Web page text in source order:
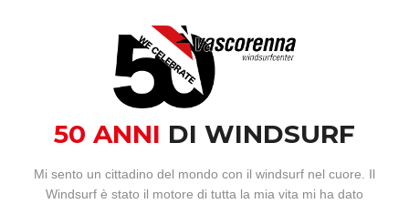
BOOKING
50 ANNI DI WINDSURF
Mi sento un cittadino del mondo con il windsurf nel cuore. Il
Windsurf è stato il motore di tutta la mia vita mi ha dato